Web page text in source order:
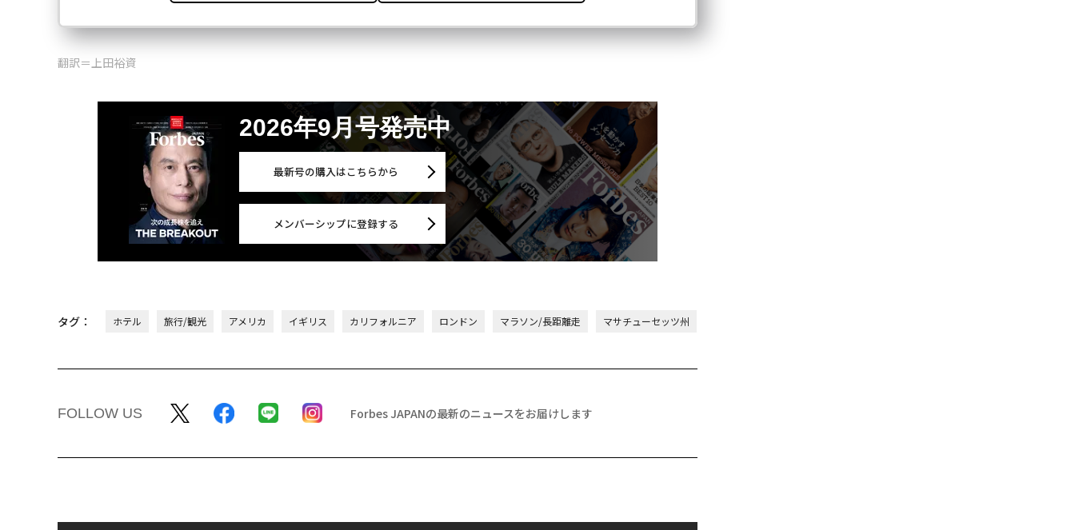
翻訳＝上田裕資
2026年9月号発売中
最新号の購入はこちらから
メンバーシップに登録する
タグ： ホテル 旅行/観光 アメリカ イギリス カリフォルニア ロンドン マラソン/長距離走 マサチューセッツ州
FOLLOW US Forbes JAPANの最新のニュースをお届けします